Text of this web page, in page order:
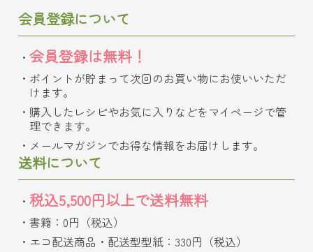
会員登録について
会員登録は無料！
ポイントが貯まって次回のお買い物にお使いいただ
けます。
購入したレシピやお気に入りなどをマイページで管
理できます。
メールマガジンでお得な情報をお届けします。
送料について
税込5,500円以上で送料無料
書籍：0円（税込）
エコ配送商品・配送型型紙：330円（税込）